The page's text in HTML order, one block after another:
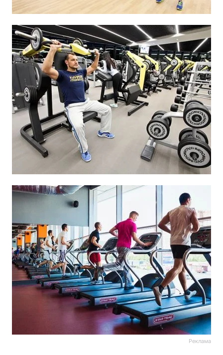
Реклама